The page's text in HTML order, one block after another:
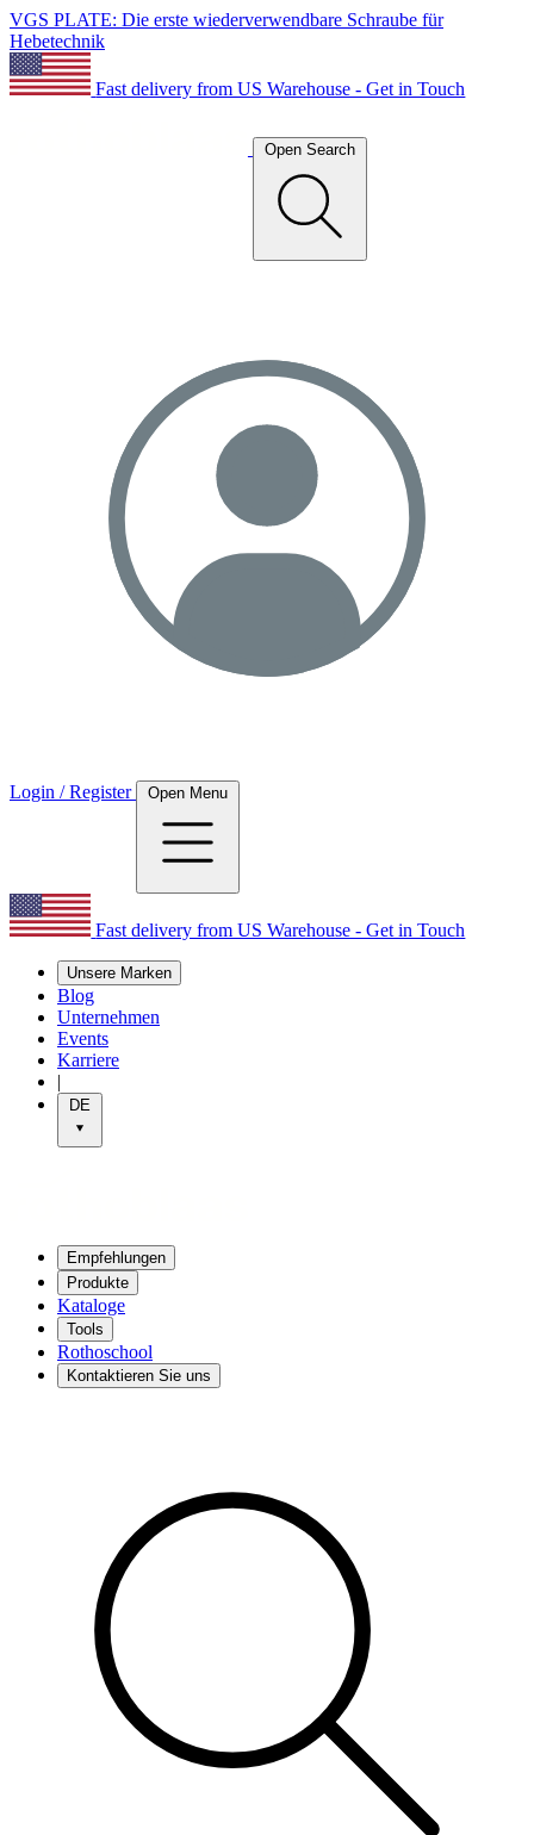
VGS PLATE: Die erste wiederverwendbare Schraube für
Hebetechnik
Fast delivery from US Warehouse - Get in Touch
Open Search
Login / Register Open Menu
Fast delivery from US Warehouse - Get in Touch
Unsere Marken
Blog
Unternehmen
Events
Karriere
|
DE
Empfehlungen
Produkte
Kataloge
Tools
Rothoschool
Kontaktieren Sie uns